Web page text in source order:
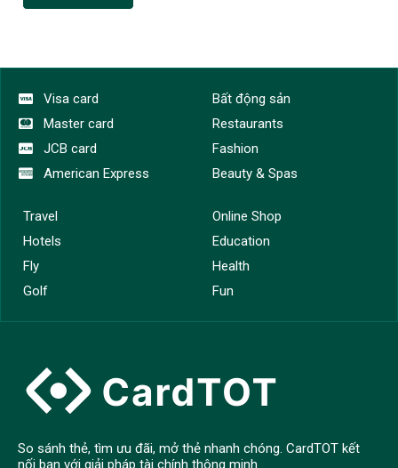
Visa card
Master card
JCB card
American Express
Bất động sản
Restaurants
Fashion
Beauty & Spas
Travel
Hotels
Fly
Golf
Online Shop
Education
Health
Fun
So sánh thẻ, tìm ưu đãi, mở thẻ nhanh chóng. CardTOT kết
nối bạn với giải pháp tài chính thông minh.